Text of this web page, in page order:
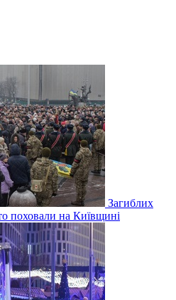
Загиблих
поховали на Київщині